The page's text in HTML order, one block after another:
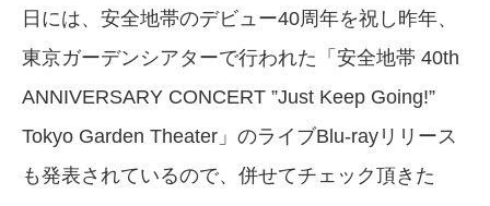
日には、安全地帯のデビュー40周年を祝し昨年、
東京ガーデンシアターで行われた「安全地帯 40th
ANNIVERSARY CONCERT ”Just Keep Going!”
Tokyo Garden Theater」のライブBlu-rayリリース
も発表されているので、併せてチェック頂きた